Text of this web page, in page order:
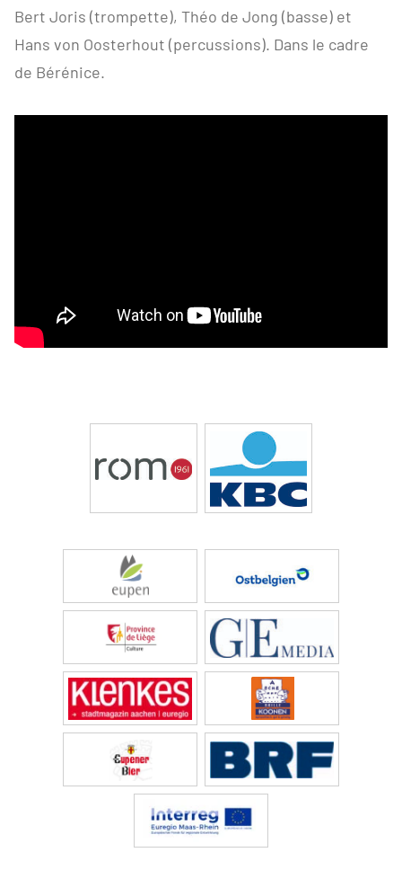
Bert Joris (trompette), Théo de Jong (basse) et
Hans von Oosterhout (percussions). Dans le cadre
de Bérénice.